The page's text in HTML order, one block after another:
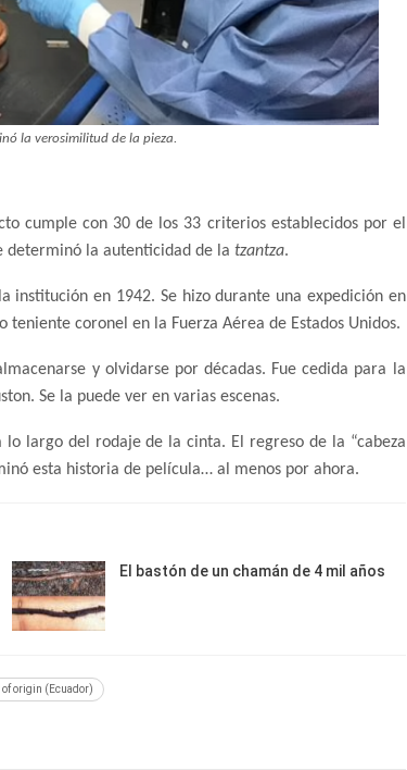
la verosimilitud de la pieza.
cumple con 30 de los 33 criterios establecidos por el
determinó la autenticidad de la tzantza.
institución en 1942. Se hizo durante una expedición en
coronel en la Fuerza Aérea de Estados Unidos.
y olvidarse por décadas. Fue cedida para la
Se la puede ver en varias escenas.
largo del rodaje de la cinta. El regreso de la “cabeza
esta historia de película… al menos por ahora.
El bastón de un chamán de 4 mil años
origin (Ecuador)